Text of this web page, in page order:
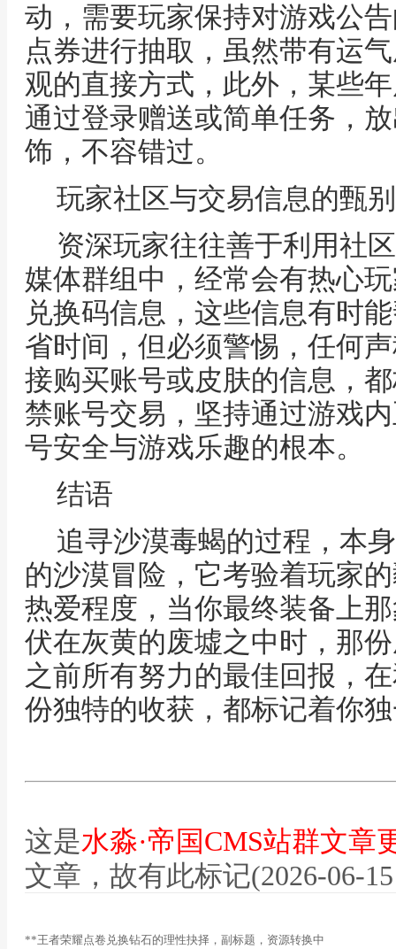
动，需要玩家保持对游戏公
点券进行抽取，虽然带有运
观的直接方式，此外，某些
通过登录赠送或简单任务，
饰，不容错过。
玩家社区与交易信息的甄别
资深玩家往往善于利用社
媒体群组中，经常会有热心
兑换码信息，这些信息有时
省时间，但必须警惕，任何
接购买账号或皮肤的信息，
禁账号交易，坚持通过游戏
号安全与游戏乐趣的根本。
结语
追寻沙漠毒蝎的过程，本
的沙漠冒险，它考验着玩家
热爱程度，当你最终装备上
伏在灰黄的废墟之中时，那
之前所有努力的最佳回报，
份独特的收获，都标记着你
这是水淼·帝国CMS站群文章
文章，故有此标记(2026-06-
**王者荣耀点卷兑换钻石的理性抉择，副标题，资源转换中